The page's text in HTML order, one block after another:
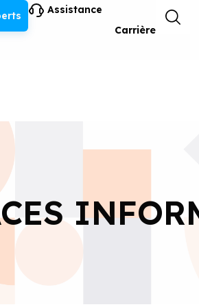
Assistance
Carrière